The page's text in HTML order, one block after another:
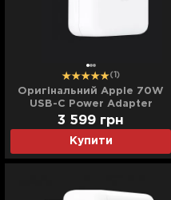
(1)
Оригінальний Apple 70W
USB-C Power Adapter
(MQLN3)
Купити
3 599 грн